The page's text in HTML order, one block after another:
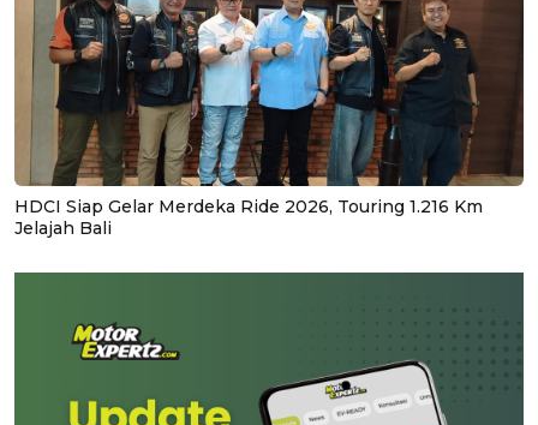
HDCI Siap Gelar Merdeka Ride 2026, Touring 1.216 Km
Jelajah Bali